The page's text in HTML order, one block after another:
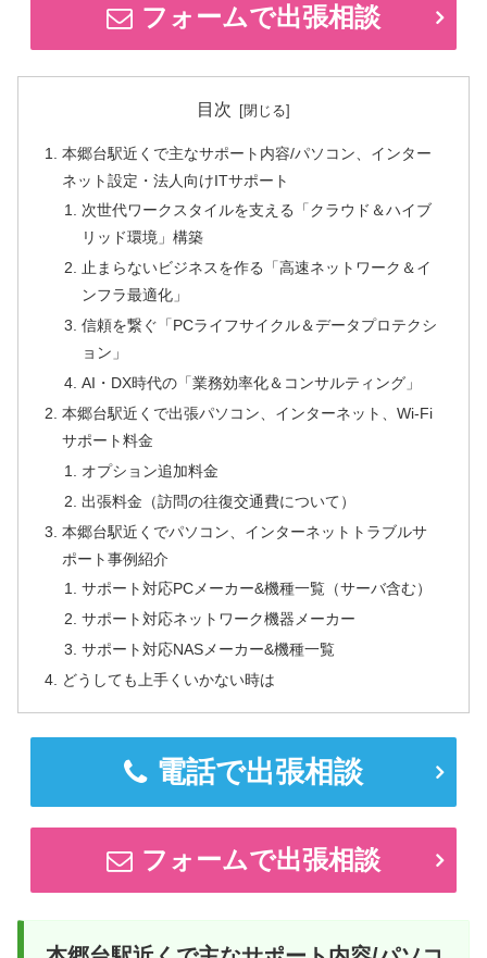
フォームで出張相談
目次
本郷台駅近くで主なサポート内容/パソコン、インター
ネット設定・法人向けITサポート
次世代ワークスタイルを支える「クラウド＆ハイブ
リッド環境」構築
止まらないビジネスを作る「高速ネットワーク＆イ
ンフラ最適化」
信頼を繋ぐ「PCライフサイクル＆データプロテクシ
ョン」
AI・DX時代の「業務効率化＆コンサルティング」
本郷台駅近くで出張パソコン、インターネット、Wi-Fi
サポート料金
オプション追加料金
出張料金（訪問の往復交通費について）
本郷台駅近くでパソコン、インターネットトラブルサ
ポート事例紹介
サポート対応PCメーカー&機種一覧（サーバ含む）
サポート対応ネットワーク機器メーカー
サポート対応NASメーカー&機種一覧
どうしても上手くいかない時は
電話で出張相談
フォームで出張相談